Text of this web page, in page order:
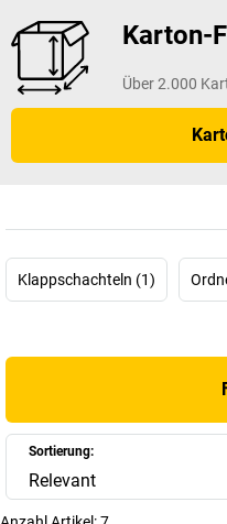
darstellen. UnsereArchivboxen
Stabilität, einfache
aus, wodurch Sie Ihr Archiv
verschiedenen Größen und
Durch die professionelle
Sie eine langfristige und
+Mehr anzeigen
Karton-
Über 2.000
Klappschachteln (1)
Sortierung:
Relevant